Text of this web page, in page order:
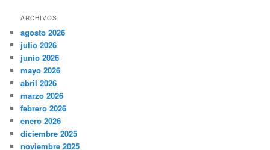
ARCHIVOS
agosto 2026
julio 2026
junio 2026
mayo 2026
abril 2026
marzo 2026
febrero 2026
enero 2026
diciembre 2025
noviembre 2025